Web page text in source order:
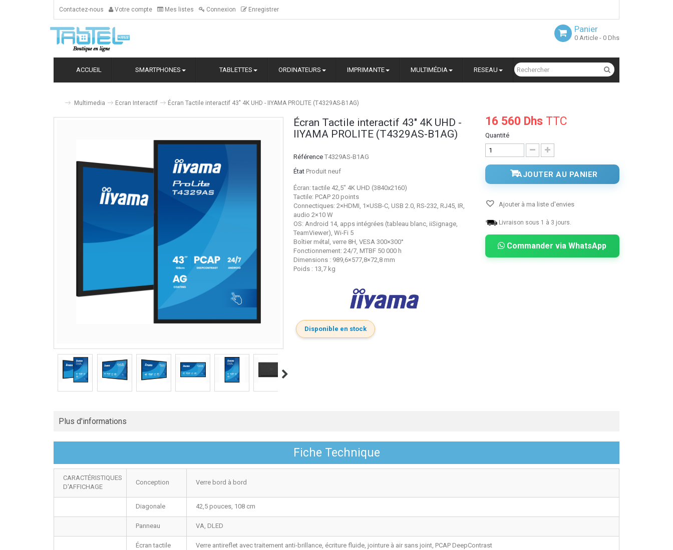
Contactez-nous Votre compte Mes listes Connexion Enregistrer
Panier
0 Article - 0 Dhs
ACCUEIL SMARTPHONES TABLETTES ORDINATEURS IMPRIMANTE MULTIMÉDIA RESEAU
Multimedia Ecran Interactif Écran Tactile interactif 43" 4K UHD - IIYAMA PROLITE (T4329AS-B1AG)
Écran Tactile interactif 43" 4K UHD -
IIYAMA PROLITE (T4329AS-B1AG)
Référence T4329AS-B1AG
État Produit neuf
Écran: tactile 42,5" 4K UHD (3840x2160)
Tactile: PCAP 20 points
Connectiques: 2×HDMI, 1×USB-C, USB 2.0, RS-232, RJ45, IR,
audio 2×10 W
OS: Android 14, apps intégrées (tableau blanc, iiSignage,
TeamViewer), Wi-Fi 5
Boîtier métal, verre 8H, VESA 300×300°
Fonctionnement: 24/7, MTBF 50 000 h
Dimensions : 989,6×577,8×72,8 mm
Poids : 13,7 kg
Disponible en stock
16 560 Dhs TTC
Quantité
AJOUTER AU PANIER
Ajouter à ma liste d'envies
Livraison sous 1 à 3 jours.
Commander via WhatsApp
Plus d'informations
Fiche Technique
CARACTÉRISTIQUES
D'AFFICHAGE
Conception Verre bord à bord
Diagonale 42,5 pouces, 108 cm
Panneau VA, DLED
Écran tactile Verre antireflet avec traitement anti-brillance, écriture fluide, jointure à air sans joint, PCAP DeepContrast